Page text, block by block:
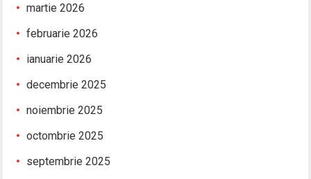
martie 2026
februarie 2026
ianuarie 2026
decembrie 2025
noiembrie 2025
octombrie 2025
septembrie 2025